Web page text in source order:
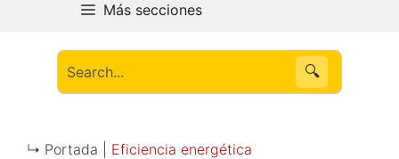
Más secciones
🔍
↳ Portada | Eficiencia energética